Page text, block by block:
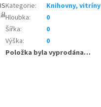
Kategorie:
Knihovny, vitríny
Hloubka:
0
Šířka:
0
Výška:
0
Položka byla vyprodána…